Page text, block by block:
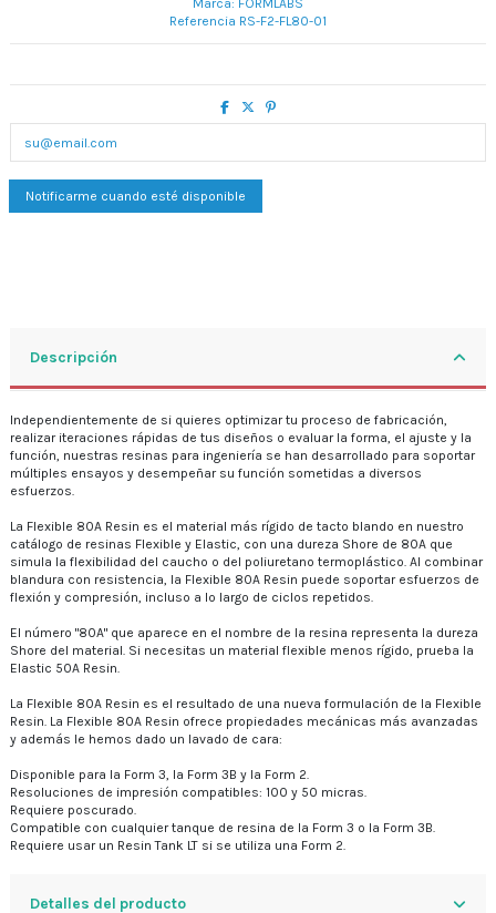
Marca: FORMLABS
Referencia RS-F2-FL80-01
Descripción
Independientemente de si quieres optimizar tu proceso de fabricación,
realizar iteraciones rápidas de tus diseños o evaluar la forma, el ajuste y la
función, nuestras resinas para ingeniería se han desarrollado para soportar
múltiples ensayos y desempeñar su función sometidas a diversos
esfuerzos.
La Flexible 80A Resin es el material más rígido de tacto blando en nuestro
catálogo de resinas Flexible y Elastic, con una dureza Shore de 80A que
simula la flexibilidad del caucho o del poliuretano termoplástico. Al combinar
blandura con resistencia, la Flexible 80A Resin puede soportar esfuerzos de
flexión y compresión, incluso a lo largo de ciclos repetidos.
El número "80A" que aparece en el nombre de la resina representa la dureza
Shore del material. Si necesitas un material flexible menos rígido, prueba la
Elastic 50A Resin.
La Flexible 80A Resin es el resultado de una nueva formulación de la Flexible
Resin. La Flexible 80A Resin ofrece propiedades mecánicas más avanzadas
y además le hemos dado un lavado de cara:
Disponible para la Form 3, la Form 3B y la Form 2.
Resoluciones de impresión compatibles: 100 y 50 micras.
Requiere poscurado.
Compatible con cualquier tanque de resina de la Form 3 o la Form 3B.
Requiere usar un Resin Tank LT si se utiliza una Form 2.
Detalles del producto